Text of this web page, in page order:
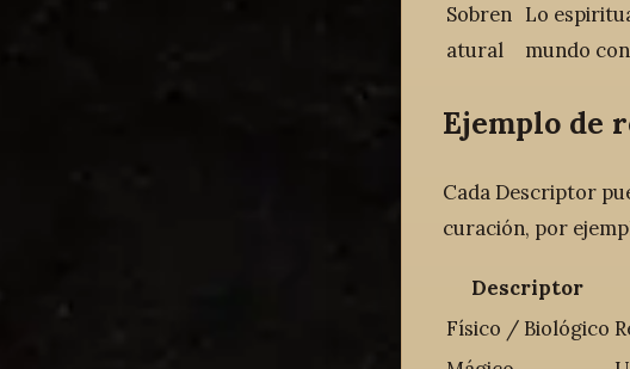
Sobren
atural
Lo
mundo
Ejemplo de
Cada Descriptor
curación, por
Descriptor
Físico / Biológico